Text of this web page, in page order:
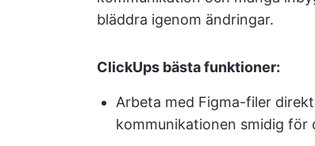
bläddra igenom ändringar.
ClickUps bästa funktioner:
Arbeta med Figma-filer
kommunikationen smidig för